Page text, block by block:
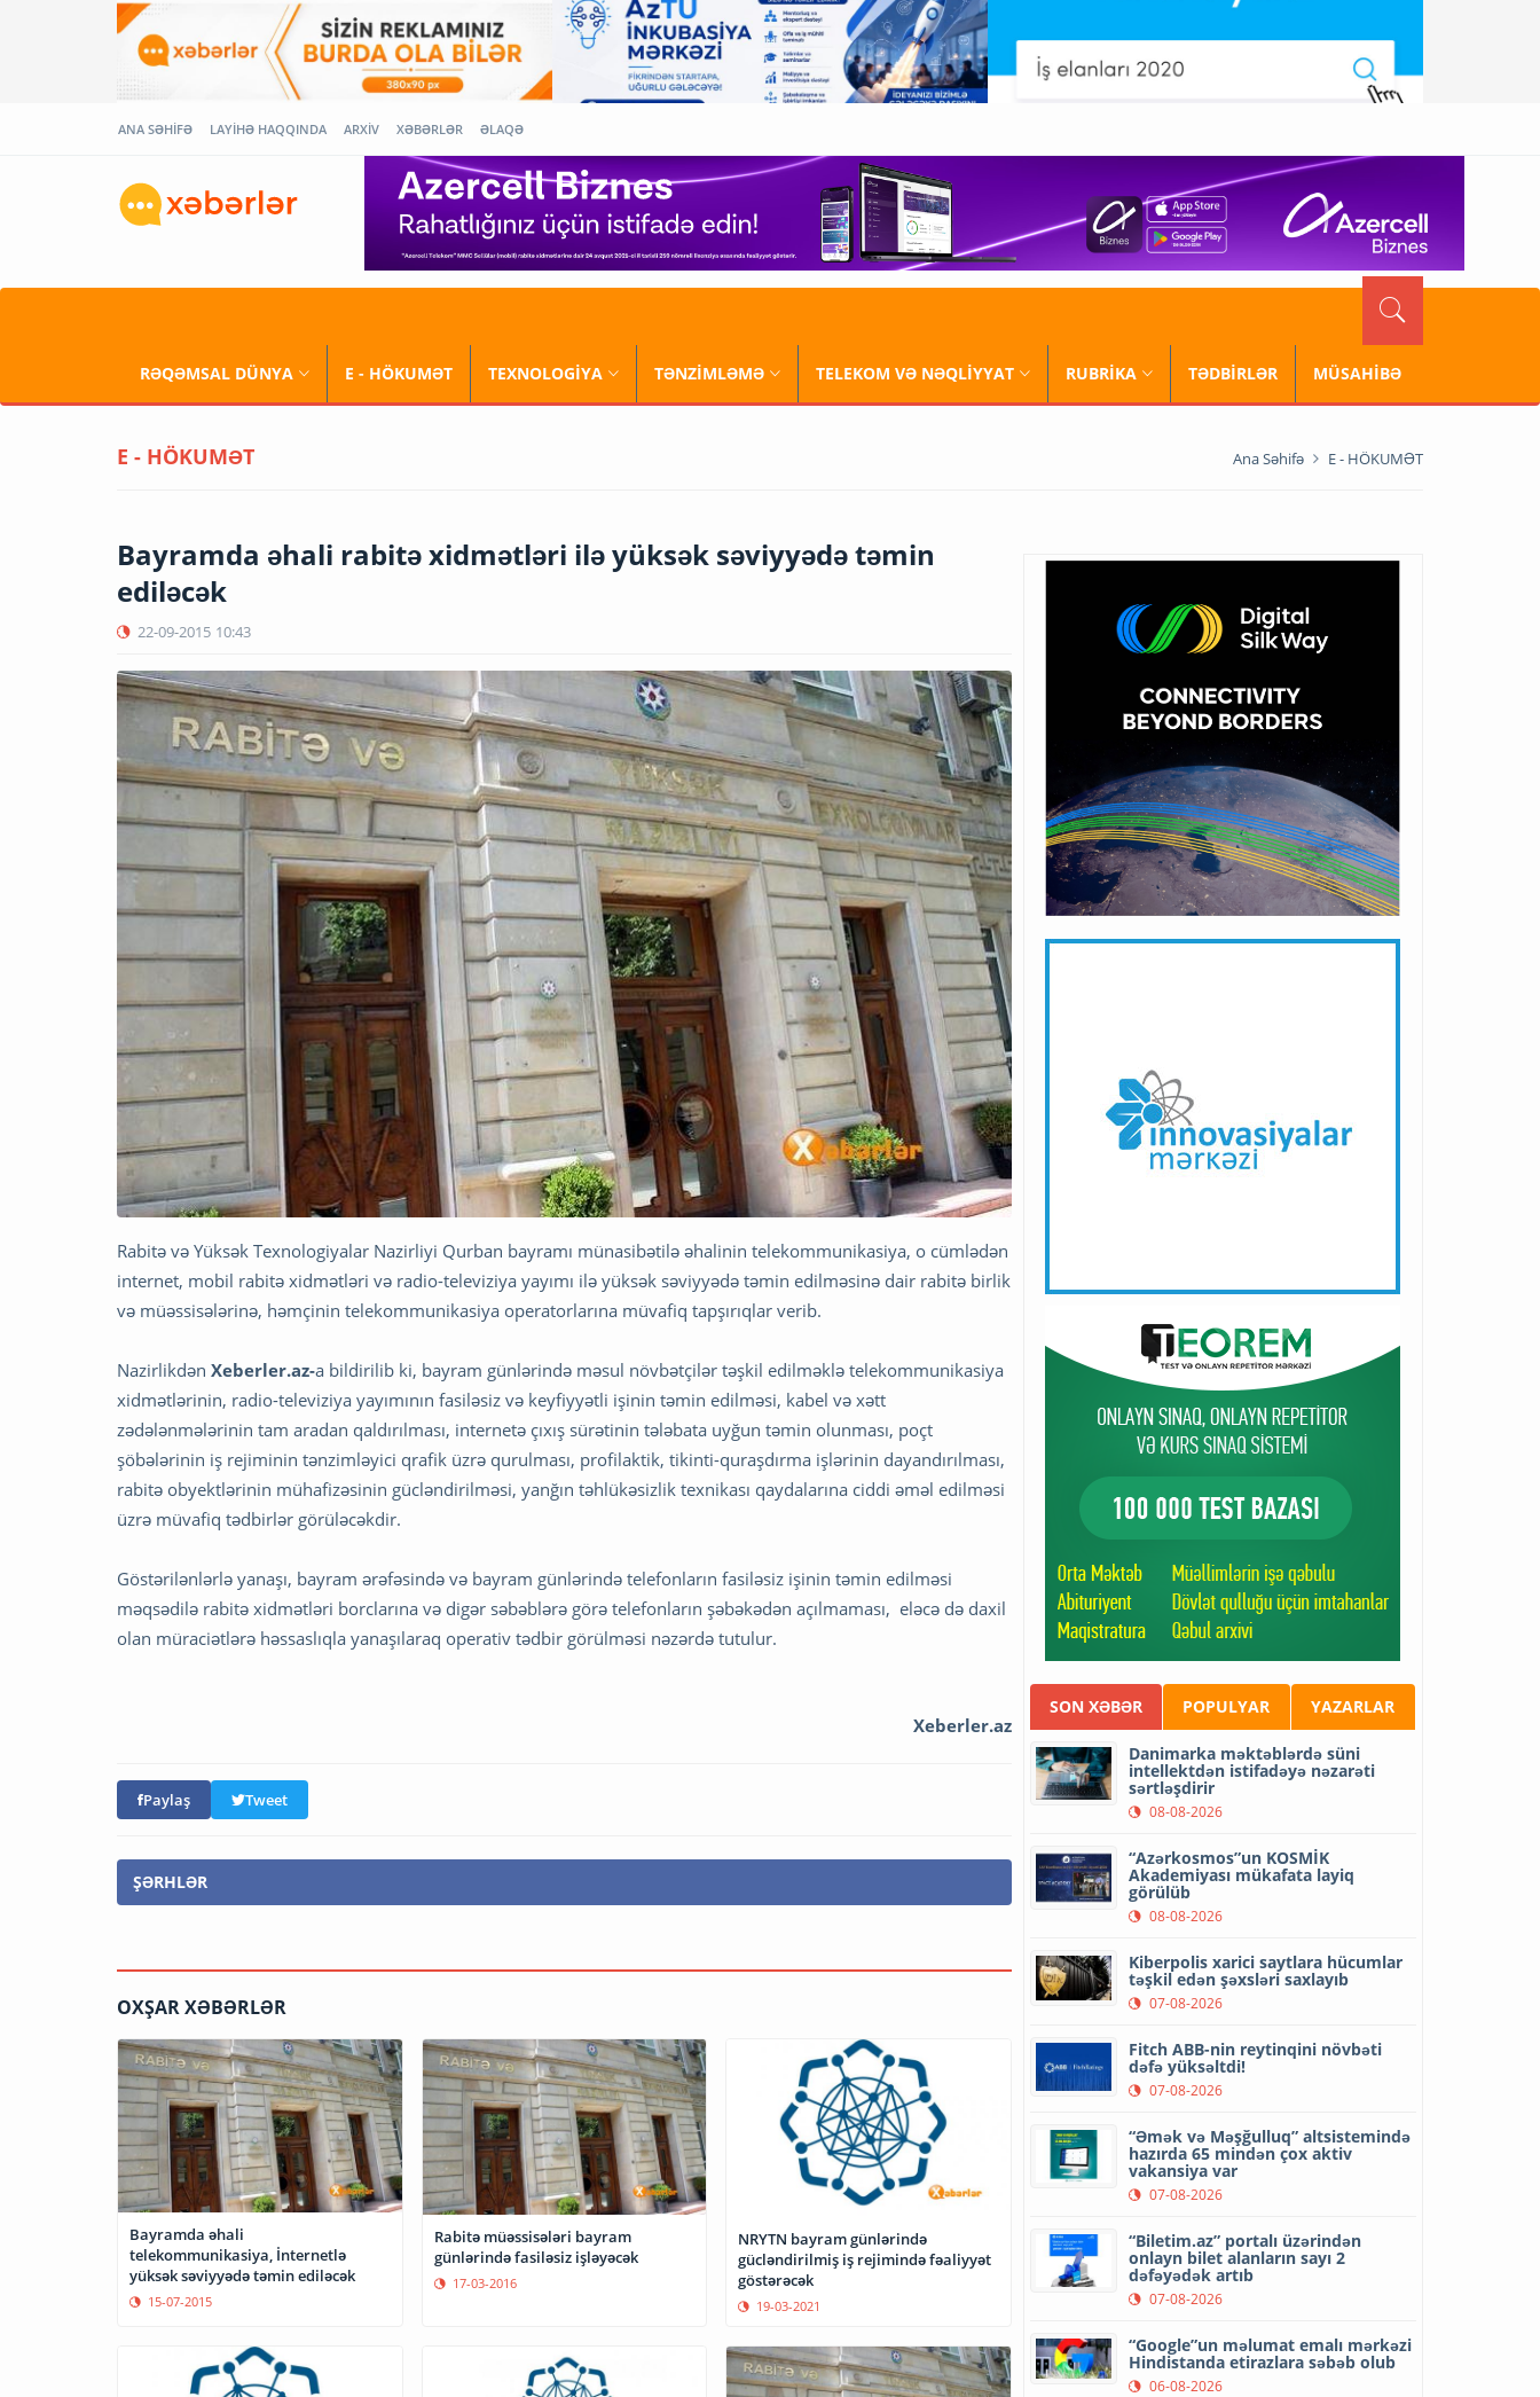
ANA SƏHİFƏ LAYİHƏ HAQQINDA ARXİV XƏBƏRLƏR ƏLAQƏ
RƏQƏMSAL DÜNYA E - HÖKUMƏT TEXNOLOGİYA TƏNZİMLƏMƏ TELEKOM VƏ NƏQLİYYAT RUBRİKA TƏDBİRLƏR MÜSAHİBƏ
E - HÖKUMƏT Ana Səhifə E - HÖKUMƏT
Bayramda əhali rabitə xidmətləri ilə yüksək səviyyədə təmin
ediləcək
22-09-2015 10:43
Rabitə və Yüksək Texnologiyalar Nazirliyi Qurban bayramı münasibətilə əhalinin telekommunikasiya, o cümlədən
internet, mobil rabitə xidmətləri və radio-televiziya yayımı ilə yüksək səviyyədə təmin edilməsinə dair rabitə birlik
və müəssisələrinə, həmçinin telekommunikasiya operatorlarına müvafiq tapşırıqlar verib.
Nazirlikdən Xeberler.az-a bildirilib ki, bayram günlərində məsul növbətçilər təşkil edilməklə telekommunikasiya
xidmətlərinin, radio-televiziya yayımının fasiləsiz və keyfiyyətli işinin təmin edilməsi, kabel və xətt
zədələnmələrinin tam aradan qaldırılması, internetə çıxış sürətinin tələbata uyğun təmin olunması, poçt
şöbələrinin iş rejiminin tənzimləyici qrafik üzrə qurulması, profilaktik, tikinti-quraşdırma işlərinin dayandırılması,
rabitə obyektlərinin mühafizəsinin gücləndirilməsi, yanğın təhlükəsizlik texnikası qaydalarına ciddi əməl edilməsi
üzrə müvafiq tədbirlər görüləcəkdir.
Göstərilənlərlə yanaşı, bayram ərəfəsində və bayram günlərində telefonların fasiləsiz işinin təmin edilməsi
məqsədilə rabitə xidmətləri borclarına və digər səbəblərə görə telefonların şəbəkədən açılmaması, eləcə də daxil
olan müraciətlərə həssaslıqla yanaşılaraq operativ tədbir görülməsi nəzərdə tutulur.
Xeberler.az
Paylaş Tweet
ŞƏRHLƏR
OXŞAR XƏBƏRLƏR
Bayramda əhali
telekommunikasiya, İnternetlə
yüksək səviyyədə təmin ediləcək
15-07-2015
Rabitə müəssisələri bayram
günlərində fasiləsiz işləyəcək
17-03-2016
NRYTN bayram günlərində
gücləndirilmiş iş rejimində fəaliyyət
göstərəcək
19-03-2021
SON XƏBƏR POPULYAR YAZARLAR
Danimarka məktəblərdə süni
intellektdən istifadəyə nəzarəti
sərtləşdirir
08-08-2026
“Azərkosmos”un KOSMİK
Akademiyası mükafata layiq
görülüb
08-08-2026
Kiberpolis xarici saytlara hücumlar
təşkil edən şəxsləri saxlayıb
07-08-2026
Fitch ABB-nin reytinqini növbəti
dəfə yüksəltdi!
07-08-2026
“Əmək və Məşğulluq” altsistemində
hazırda 65 mindən çox aktiv
vakansiya var
07-08-2026
“Biletim.az” portalı üzərindən
onlayn bilet alanların sayı 2
dəfəyədək artıb
07-08-2026
“Google”un məlumat emalı mərkəzi
Hindistanda etirazlara səbəb olub
06-08-2026